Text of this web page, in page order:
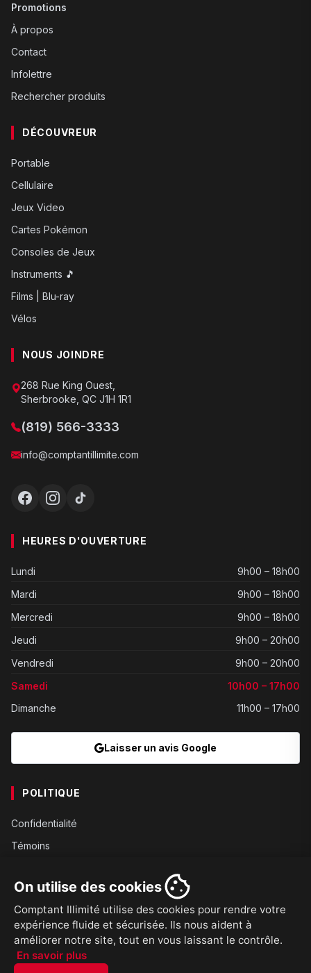
On utilise des cookies
Comptant Illimité utilise des cookies pour rendre votre
expérience fluide et sécurisée. Ils nous aident à
améliorer notre site, tout en vous laissant le contrôle.
En savoir plus
Promotions
À propos
Contact
Infolettre
Rechercher produits
DÉCOUVREUR
Portable
Cellulaire
Jeux Video
Cartes Pokémon
Consoles de Jeux
Instruments 🎵
Films | Blu-ray
Vélos
NOUS JOINDRE
268 Rue King Ouest,
Sherbrooke, QC J1H 1R1
(819) 566-3333
info@comptantillimite.com
HEURES D'OUVERTURE
Lundi
9h00 – 18h00
Mardi
9h00 – 18h00
Mercredi
9h00 – 18h00
Jeudi
9h00 – 20h00
Vendredi
9h00 – 20h00
Samedi
10h00 – 17h00
Dimanche
11h00 – 17h00
Laisser un avis Google
POLITIQUE
Confidentialité
Témoins
Conditions
Expédition
Retours